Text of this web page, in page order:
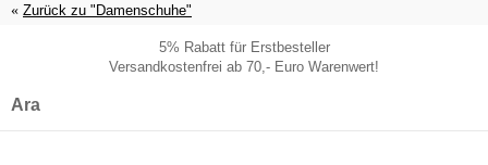
Zurück zu "Damenschuhe"
5% Rabatt für Erstbesteller
Versandkostenfrei ab 70,- Euro Warenwert!
Ara